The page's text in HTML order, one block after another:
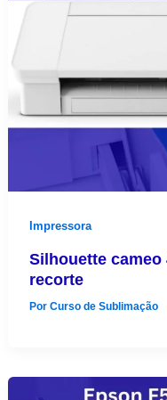
Impressora
Silhouette
recorte
PorCurso de Sublimação